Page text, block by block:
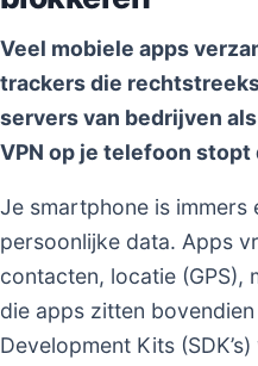
Veel mobiele apps
trackers die
servers van bedrijven
VPN op je telefoon stopt
Je smartphone is immers
persoonlijke data. Apps
contacten, locatie (GPS),
die apps zitten
Development Kits